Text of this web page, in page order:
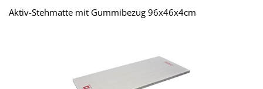
Aktiv-Stehmatte mit Gummibezug 96x46x4cm